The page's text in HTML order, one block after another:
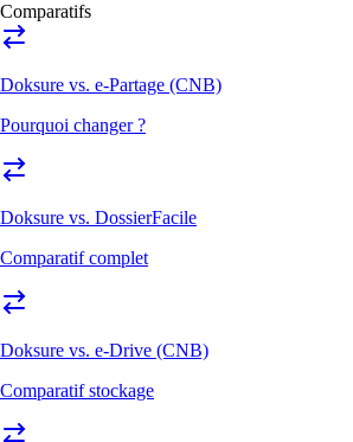
Comparatifs
Doksure vs. e-Partage (CNB)
Pourquoi changer ?
Doksure vs. DossierFacile
Comparatif complet
Doksure vs. e-Drive (CNB)
Comparatif stockage